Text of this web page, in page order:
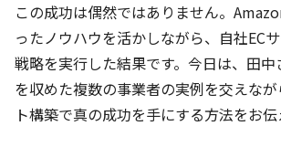
この成功は偶然ではありません。
ったノウハウを活かしながら、自社EC
戦略を実行した結果です。今日は、田
を収めた複数の事業者の実例を交えなが
ト構築で真の成功を手にする方法をお伝